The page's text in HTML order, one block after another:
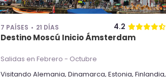
7 PAÍSES 21 DÍAS 4.2
Destino Moscú Inicio Ámsterdam
Salidas en Febrero - Octubre
Visitando Alemania, Dinamarca, Estonia, Finlandia,